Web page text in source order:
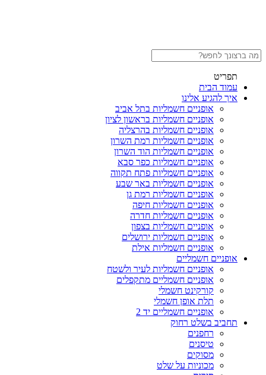
תפריט
עמוד הבית
איך להגיע אלינו
אופניים חשמליות בתל אביב
אופניים חשמליות בראשון לציון
אופניים חשמליות בהרצליה
אופניים חשמליות רמת השרון
אופניים חשמליות הוד השרון
אופניים חשמליות כפר סבא
אופניים חשמליות פתח תקווה
אופניים חשמליות באר שבע
אופניים חשמליות רמת גן
אופניים חשמליות חיפה
אופניים חשמליות חדרה
אופניים חשמליות בצפון
אופניים חשמליות ירושלים
אופניים חשמליות אילת
אופניים חשמליים
אופניים חשמליות לעיר ולשטח
אופניים חשמליים מתקפלים
קורקינט חשמלי
תלת אופן חשמלי
אופניים חשמליים יד 2
תחביב בשלט רחוק
רחפנים
טיסנים
מסוקים
מכוניות על שלט